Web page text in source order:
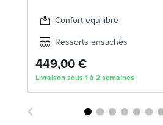
Confort équilibré
Ressorts ensachés
449,00 €
Livraison sous 1 à 2 semaines